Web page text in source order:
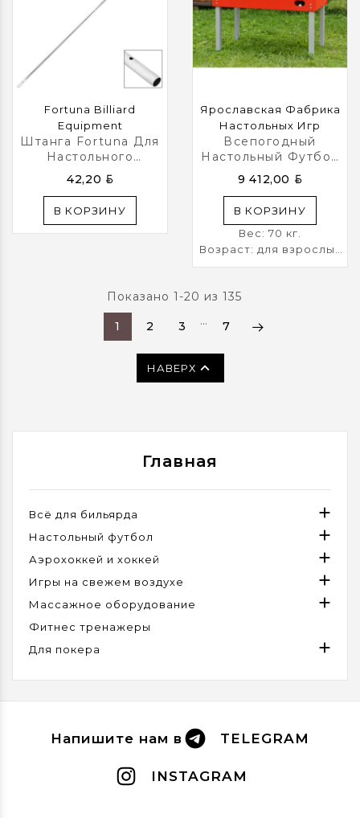
Fortuna Billiard
Equipment
Штанга Fortuna Для
Настольного
Футбола На 2
Игрока Ø12,7мм
42,20 BYN
В КОРЗИНУ
Ярославская Фабрика
Настольных Игр
Всепогодный
Настольный Футбол
(кикер) «Desperado
Summer Ball»
9 412,00 BYN
В КОРЗИНУ
Вес: 70 кг.
Возраст: для взрослых
Габариты упаковки: 145
Гарантия: 12 мес.
Водостойкая фанера
Красный
Размеры стола: 143 x 73
Показано 1-20 из 135
1 2 3 … 7
НАВЕРХ 
Главная
Всё для бильярда 
Настольный футбол 
Аэрохоккей и хоккей 
Игры на свежем воздухе 
Массажное оборудование 
Фитнес тренажеры
Для покера

Напишите нам в TELEGRAM
INSTAGRAM